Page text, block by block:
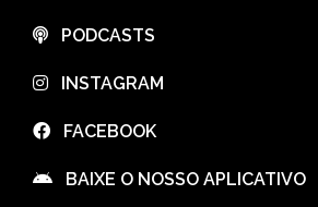
⠀PODCASTS
⠀INSTAGRAM
⠀FACEBOOK
⠀BAIXE O NOSSO APLICATIVO